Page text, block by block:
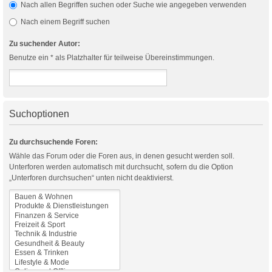
Nach allen Begriffen suchen oder Suche wie angegeben verwenden
Nach einem Begriff suchen
Zu suchender Autor:
Benutze ein * als Platzhalter für teilweise Übereinstimmungen.
Suchoptionen
Zu durchsuchende Foren:
Wähle das Forum oder die Foren aus, in denen gesucht werden soll.
Unterforen werden automatisch mit durchsucht, sofern du die Option
„Unterforen durchsuchen“ unten nicht deaktivierst.